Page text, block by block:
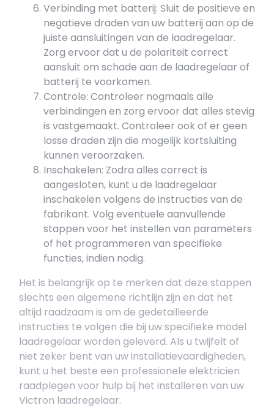
Verbinding met batterij: Sluit de positieve en
negatieve draden van uw batterij aan op de
juiste aansluitingen van de laadregelaar.
Zorg ervoor dat u de polariteit correct
aansluit om schade aan de laadregelaar of
batterij te voorkomen.
Controle: Controleer nogmaals alle
verbindingen en zorg ervoor dat alles stevig
is vastgemaakt. Controleer ook of er geen
losse draden zijn die mogelijk kortsluiting
kunnen veroorzaken.
Inschakelen: Zodra alles correct is
aangesloten, kunt u de laadregelaar
inschakelen volgens de instructies van de
fabrikant. Volg eventuele aanvullende
stappen voor het instellen van parameters
of het programmeren van specifieke
functies, indien nodig.
Het is belangrijk op te merken dat deze stappen
slechts een algemene richtlijn zijn en dat het
altijd raadzaam is om de gedetailleerde
instructies te volgen die bij uw specifieke model
laadregelaar worden geleverd. Als u twijfelt of
niet zeker bent van uw installatievaardigheden,
kunt u het beste een professionele elektricien
raadplegen voor hulp bij het installeren van uw
Victron laadregelaar.